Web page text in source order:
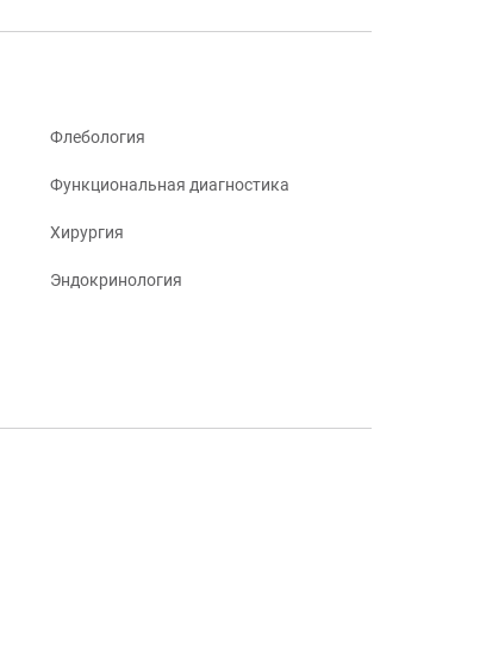
Флебология
Функциональная диагностика
Хирургия
Эндокринология